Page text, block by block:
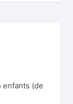
enfants (de